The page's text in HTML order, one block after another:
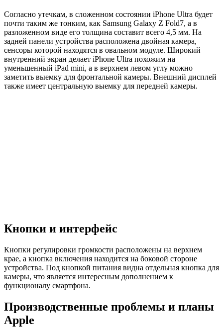
Согласно утечкам, в сложенном состоянии iPhone Ultra будет
почти таким же тонким, как Samsung Galaxy Z Fold7, а в
разложенном виде его толщина составит всего 4,5 мм. На
задней панели устройства расположена двойная камера,
сенсоры которой находятся в овальном модуле. Широкий
внутренний экран делает iPhone Ultra похожим на
уменьшенный iPad mini, а в верхнем левом углу можно
заметить выемку для фронтальной камеры. Внешний дисплей
также имеет центральную выемку для передней камеры.
Кнопки и интерфейс
Кнопки регулировки громкости расположены на верхнем
крае, а кнопка включения находится на боковой стороне
устройства. Под кнопкой питания видна отдельная кнопка для
камеры, что является интересным дополнением к
функционалу смартфона.
Производственные проблемы и планы
Apple